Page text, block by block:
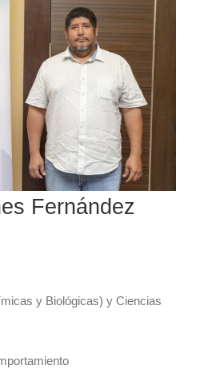
Fernández
y Biológicas) y Ciencias